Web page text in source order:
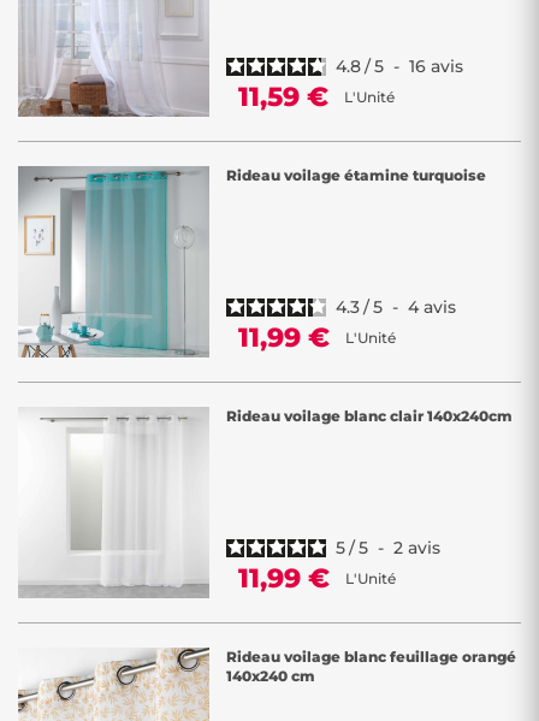
4.8/5 - 16 avis
11,59 € L'Unité
Rideau voilage étamine turquoise
4.3/5 - 4 avis
11,99 € L'Unité
Rideau voilage blanc clair 140x240cm
5/5 - 2 avis
11,99 € L'Unité
Rideau voilage blanc feuillage orangé
140x240 cm